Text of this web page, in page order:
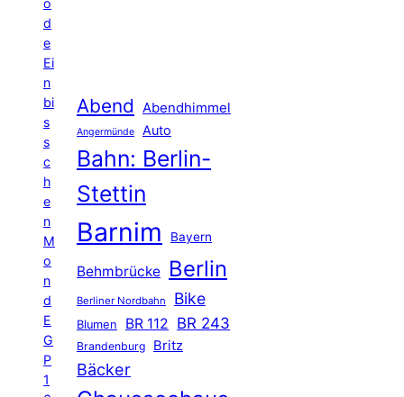
ö
d
e
Ei
n
bi
s
s
c
h
e
n
M
o
n
d
E
G
P
1
Abend Abendhimmel
Angermünde Auto
Bahn: Berlin-
Stettin
Barnim Bayern
Behmbrücke Berlin
Berliner Nordbahn Bike
Blumen BR 112 BR 243
Brandenburg Britz
Bäcker